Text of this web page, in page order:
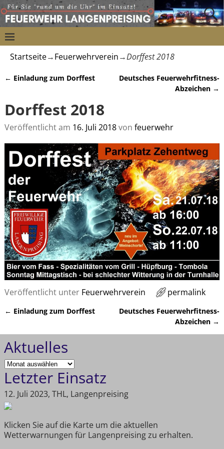
Startseite→Feuerwehrverein→Dorffest 2018
← Einladung zum Dorffest
Deutsches Feuerwehrfitness-
Abzeichen →
Dorffest 2018
Veröffentlicht am 16. Juli 2018von feuerwehr
Veröffentlicht unter Feuerwehrverein permalink
← Einladung zum Dorffest
Deutsches Feuerwehrfitness-
Abzeichen →
Aktuelles
Letzter Einsatz
12. Juli 2023, THL, Langenpreising
Klicken Sie auf die Karte um die aktuellen
Wetterwarnungen für Langenpreising zu erhalten.